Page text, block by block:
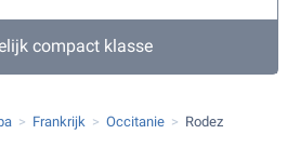
compact klasse
Frankrijk Occitanie Rodez